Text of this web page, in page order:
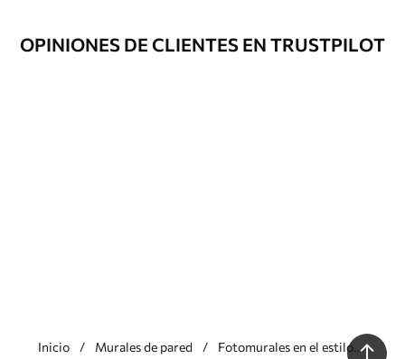
OPINIONES DE CLIENTES EN TRUSTPILOT
Inicio Murales de pared
Fotomurales en el estilo